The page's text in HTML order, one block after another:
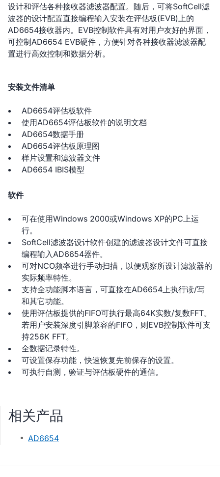
设计和评估各种接收器滤波器配置。随后，可将SoftCell滤
波器的设计配置直接编程输入安装在评估板(EVB)上的
AD6654接收器内。EVB控制软件具有对用户友好的界面，
可控制AD6654 EVB硬件，方便针对各种接收器滤波器配
置进行高效控制和数据分析。
安装文件清单
AD6654评估板软件
使用AD6654评估板软件的说明文档
AD6654数据手册
AD6654评估板原理图
样片设置和滤波器文件
AD6654 IBIS模型
软件
可在使用Windows 2000或Windows XP的PC上运
行。
SoftCell滤波器设计软件创建的滤波器设计文件可直接
编程输入AD6654器件。
可对NCO频率进行手动扫描，以便观察所设计滤波器的
实际频率特性。
支持全功能脚本语言，可直接在AD6654上执行读/写
和其它功能。
使用评估板提供的FIFO可执行最高64K实数/复数FFT。
若用户安装深度引脚兼容的FIFO，则EVB控制软件可支
持256K FFT。
全数据记录特性。
可设置保存功能，快速恢复先前保存的设置。
可执行自测，验证与评估板硬件的通信。
相关产品
AD6654